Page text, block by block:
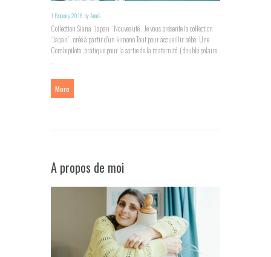
1 February 2018 byAnaïs
Collection Siana “Japan “ Nouveauté , Je vous présente la collection
“Japan” , créé à partir d’un kimono Tout pour accueillir bébé: Une
Combipilote ,pratique pour la sortie de la maternité. ( doublé polaire
More
A propos de moi